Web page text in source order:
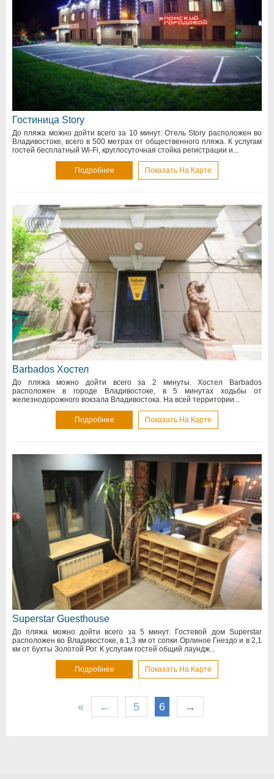
Гостиница Story
До пляжа можно дойти всего за 10 минут. Отель Story расположен во
Владивостоке, всего в 500 метрах от общественного пляжа. К услугам
гостей бесплатный Wi-Fi, круглосуточная стойка регистрации и...
Подробнее Показать На Карте
Barbados Хостел
До пляжа можно дойти всего за 2 минуты. Хостел Barbados
расположен в городе Владивостоке, в 5 минутах ходьбы от
железнодорожного вокзала Владивостока. На всей территории...
Подробнее Показать На Карте
Superstar Guesthouse
До пляжа можно дойти всего за 5 минут. Гостевой дом Superstar
расположен во Владивостоке, в 1,3 км от сопки Орлиное Гнездо и в 2,1
км от бухты Золотой Рог. К услугам гостей общий лаундж...
Подробнее Показать На Карте
« ← 5 6 →